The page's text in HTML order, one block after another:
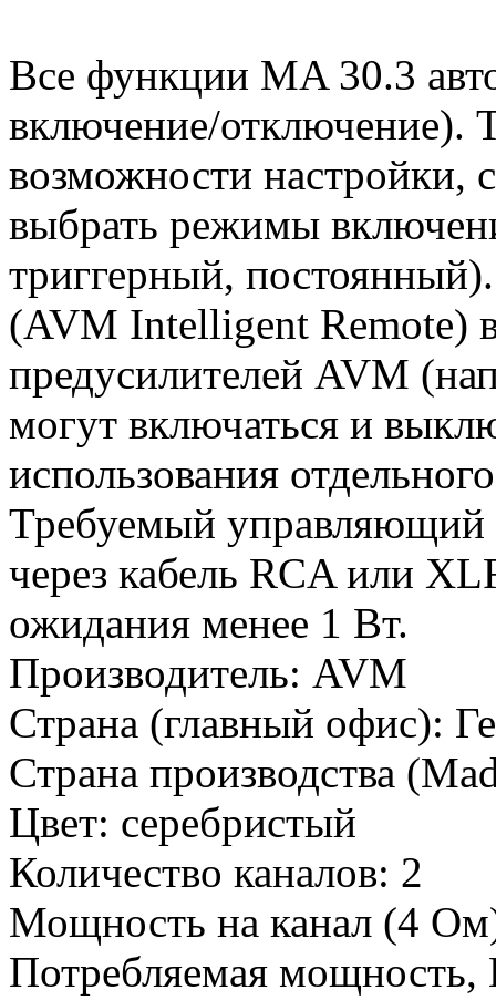
Все функции MA 30.3
включение/отключение).
возможности
выбрать режимы
триггерный,
(AVM Intelligent Remote)
предусилителей AVM
могут включаться и
использования
Требуемый управляющий
через кабель RCA или
ожидания менее 1 Вт.
Производитель: AVM
Страна (главный офис):
Страна производства
Цвет: серебристый
Количество каналов: 2
Мощность на канал (4
Потребляемая